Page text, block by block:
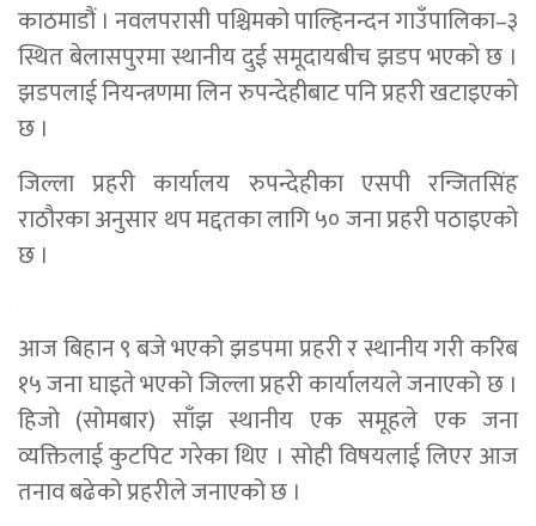
काठमाडौं । नवलपरासी पश्चिमको पाल्हिनन्दन गाउँपालिका–३
स्थित बेलासपुरमा स्थानीय दुई समूदायबीच झडप भएको छ ।
झडपलाई नियन्त्रणमा लिन रुपन्देहीबाट पनि प्रहरी खटाइएको
छ ।
जिल्ला प्रहरी कार्यालय रुपन्देहीका एसपी रन्जितसिंह
राठौरका अनुसार थप मद्दतका लागि ५० जना प्रहरी पठाइएको
छ ।
आज बिहान ९ बजे भएको झडपमा प्रहरी र स्थानीय गरी करिब
१५ जना घाइते भएको जिल्ला प्रहरी कार्यालयले जनाएको छ ।
हिजो (सोमबार) साँझ स्थानीय एक समूहले एक जना
व्यक्तिलाई कुटपिट गरेका थिए । सोही विषयलाई लिएर आज
तनाव बढेको प्रहरीले जनाएको छ ।